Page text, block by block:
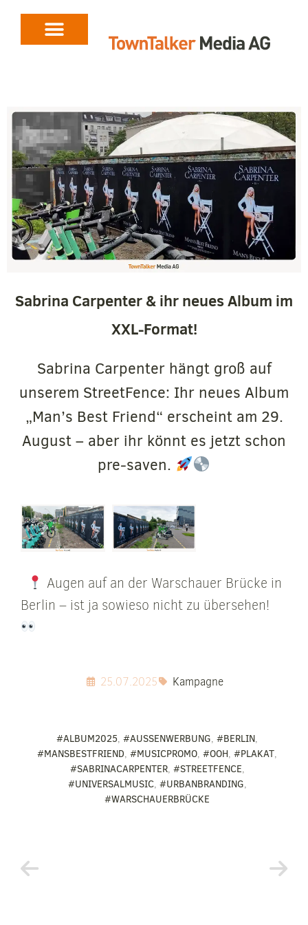
Sabrina Carpenter & ihr neues Album im
XXL-Format!
Sabrina Carpenter hängt groß auf
unserem StreetFence: Ihr neues Album
„Man’s Best Friend“ erscheint am 29.
August – aber ihr könnt es jetzt schon
pre-saven.
Augen auf an der Warschauer Brücke in
Berlin – ist ja sowieso nicht zu übersehen!
25.07.2025 Kampagne
#ALBUM2025, #AUSSENWERBUNG , #BERLIN,
#MANSBESTFRIEND, #MUSICPROMO, #OOH, #PLAKAT,
#SABRINACARPENTER, #STREETFENCE,
#UNIVERSALMUSIC, #URBANBRANDING,
#WARSCHAUERBRÜCKE